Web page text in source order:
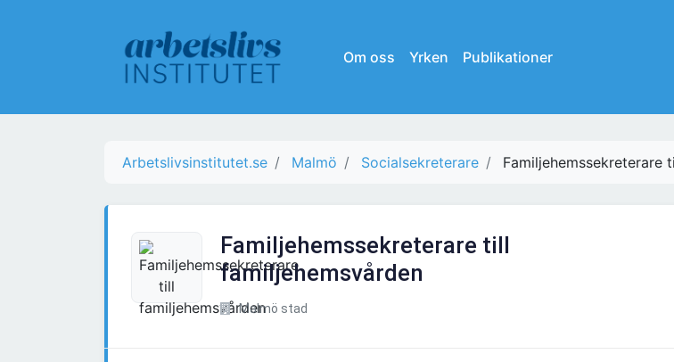
Om oss Yrken Publikationer
Arbetslivsinstitutet.se Malmö Socialsekreterare Familjehemssekreterare
Familjehemssekreterare till
familjehemsvården
Malmö stad